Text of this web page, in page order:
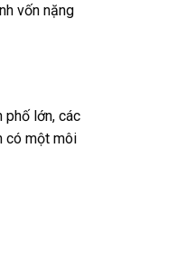
vốn nặng
phố lớn, các
có một môi